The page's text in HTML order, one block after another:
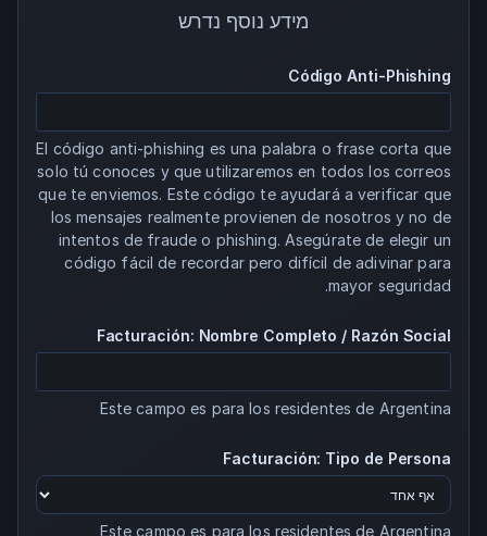
מידע נוסף נדרש
Código Anti-Phishing
El código anti-phishing es una palabra o frase corta que
solo tú conoces y que utilizaremos en todos los correos
que te enviemos. Este código te ayudará a verificar que
los mensajes realmente provienen de nosotros y no de
intentos de fraude o phishing. Asegúrate de elegir un
código fácil de recordar pero difícil de adivinar para
mayor seguridad.
Facturación: Nombre Completo / Razón Social
Este campo es para los residentes de Argentina
Facturación: Tipo de Persona
Este campo es para los residentes de Argentina